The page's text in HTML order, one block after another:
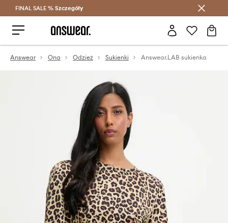
Oszczędzaj z Answear Club >
FINAL SALE % Szczegóły
Answear Ona Odzież Sukienki Answear.LAB sukienka